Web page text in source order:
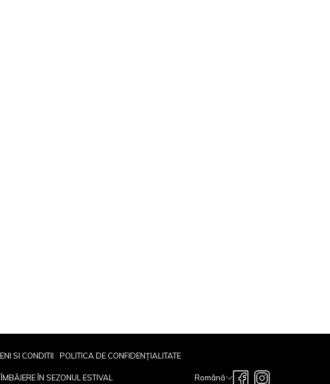
SI CONDITII POLITICA DE CONFIDENȚIALITATE
ÎN SEZONUL ESTIVAL Română